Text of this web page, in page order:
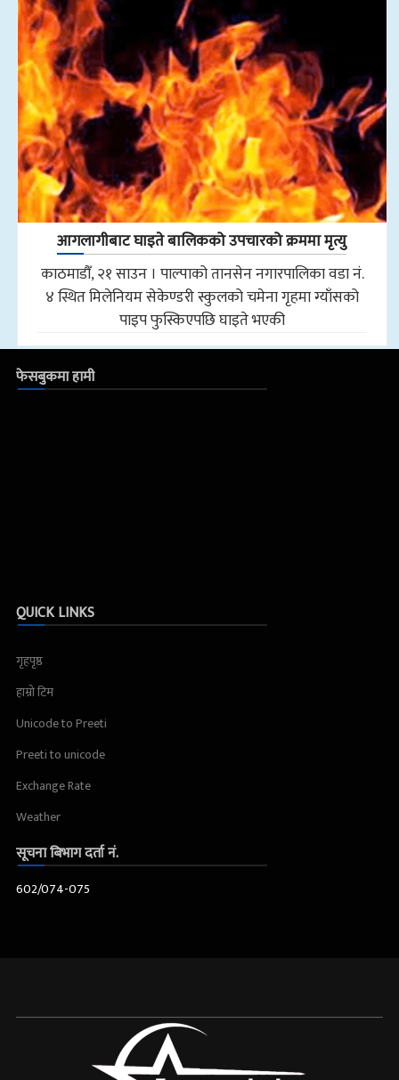
आगलागीबाट घाइते बालिकको उपचारको क्रममा मृत्यु
काठमाडौँ, २१ साउन । पाल्पाको तानसेन नगारपालिका वडा नं.
४ स्थित मिलेनियम सेकेण्डरी स्कुलको चमेना गृहमा ग्याँसको
पाइप फुस्किएपछि घाइते भएकी
फेसबुकमा हामी
QUICK LINKS
गृहपृष्ठ
हाम्रो टिम
Unicode to Preeti
Preeti to unicode
Exchange Rate
Weather
सूचना बिभाग दर्ता नं.
602/074-075